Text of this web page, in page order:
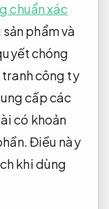
chuẩn xác
phẩm và
chóng
tranh công ty
cấp các
có khoản
Điều này
khi dùng